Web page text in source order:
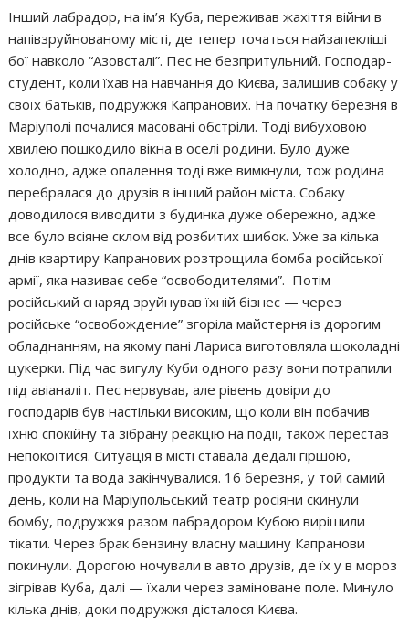
Інший лабрадор, на ім’я Куба, переживав жахіття війни в
напівзруйнованому місті, де тепер точаться найзапекліші
бої навколо “Азовсталі”. Пес не безпритульний. Господар-
студент, коли їхав на навчання до Києва, залишив собаку у
своїх батьків, подружжя Капранових. На початку березня в
Маріуполі почалися масовані обстріли. Тоді вибуховою
хвилею пошкодило вікна в оселі родини. Було дуже
холодно, адже опалення тоді вже вимкнули, тож родина
перебралася до друзів в інший район міста. Собаку
доводилося виводити з будинка дуже обережно, адже
все було всіяне склом від розбитих шибок. Уже за кілька
днів квартиру Капранових розтрощила бомба російської
армії, яка називає себе “освободителями”. Потім
російський снаряд зруйнував їхній бізнес — через
російське “освобождение” згоріла майстерня із дорогим
обладнанням, на якому пані Лариса виготовляла шоколадні
цукерки. Під час вигулу Куби одного разу вони потрапили
під авіаналіт. Пес нервував, але рівень довіри до
господарів був настільки високим, що коли він побачив
їхню спокійну та зібрану реакцію на події, також перестав
непокоїтися. Ситуація в місті ставала дедалі гіршою,
продукти та вода закінчувалися. 16 березня, у той самий
день, коли на Маріупольський театр росіяни скинули
бомбу, подружжя разом лабрадором Кубою вирішили
тікати. Через брак бензину власну машину Капранови
покинули. Дорогою ночували в авто друзів, де їх у в мороз
зігрівав Куба, далі — їхали через заміноване поле. Минуло
кілька днів, доки подружжя дісталося Києва.